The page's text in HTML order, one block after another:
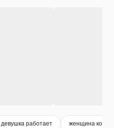
девушка работает женщина